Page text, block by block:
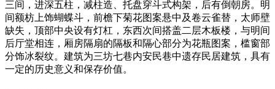
三间，进深五柱，减柱造、托盘穿斗式构架，后有倒朝房。明
间额枋上饰蝴蝶斗，前檐下菊花图案悬中及卷云雀替，太师壁
缺失，顶部中央设有灯杠，东西次间搭盖二层木板楼，与明间
后厅堂相连，厢房隔扇的隔板和隔心部分为花瓶图案，槛窗部
分饰冰裂纹。建筑为三坊七巷内安民巷中遗存民居建筑，具有
一定的历史意义和保存价值。